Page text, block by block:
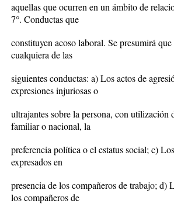
aquellas que ocurren en un ámbito de
7°. Conductas que
constituyen acoso laboral. Se presumirá
cualquiera de las
siguientes conductas: a) Los actos de
expresiones injuriosas o
ultrajantes sobre la persona, con utilización
familiar o nacional, la
preferencia política o el estatus social; c)
expresados en
presencia de los compañeros de trabajo; d)
los compañeros de